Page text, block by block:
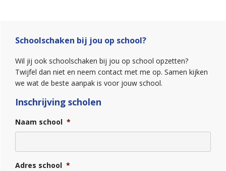
Sidebar
Schoolschaken bij jou op school?
Wil jij ook schoolschaken bij jou op school opzetten?
Twijfel dan niet en neem contact met me op. Samen kijken
we wat de beste aanpak is voor jouw school.
Inschrijving scholen
Naam school *
Adres school *